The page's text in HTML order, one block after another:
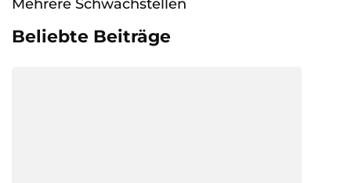
Mehrere Schwachstellen
Beliebte Beiträge